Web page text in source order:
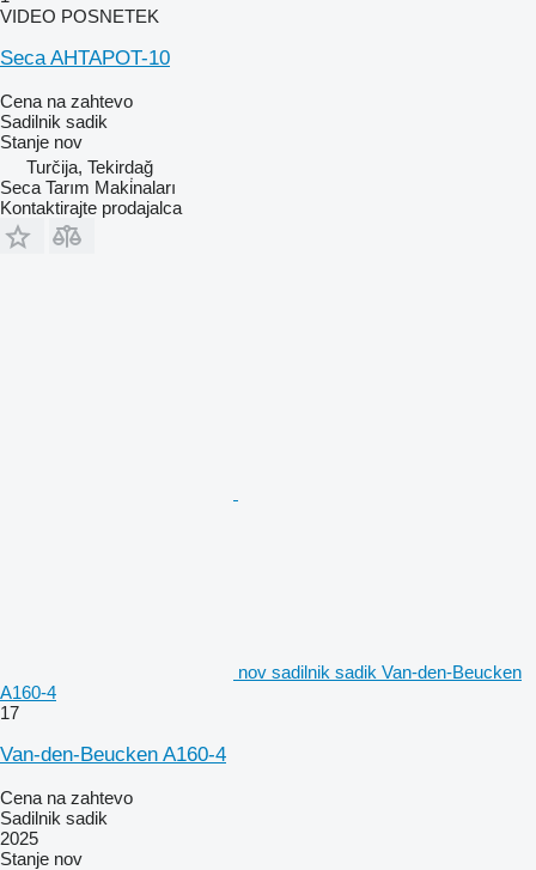
VIDEO POSNETEK
Seca AHTAPOT-10
Cena na zahtevo
Sadilnik sadik
Stanje nov
Turčija, Tekirdağ
Seca Tarım Maki̇naları
Kontaktirajte prodajalca
nov sadilnik sadik Van-den-Beucken
A160-4
17
Van-den-Beucken A160-4
Cena na zahtevo
Sadilnik sadik
2025
Stanje nov